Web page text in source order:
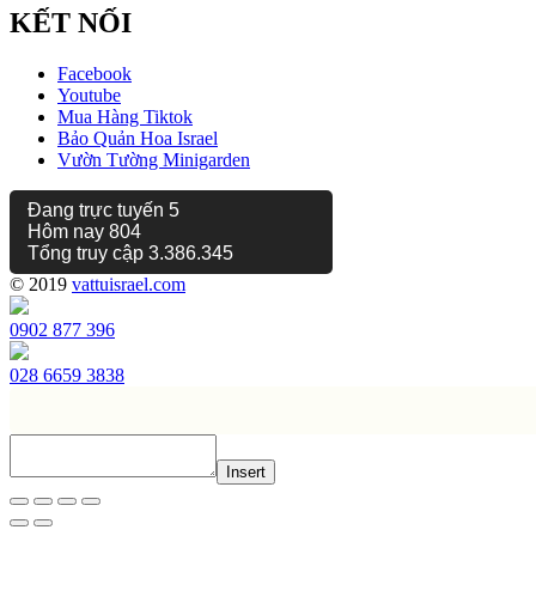
KẾT NỐI
Facebook
Youtube
Mua Hàng Tiktok
Bảo Quản Hoa Israel
Vườn Tường Minigarden
Đang trực tuyến 5
Hôm nay 804
Tổng truy cập 3.386.345
© 2019 vattuisrael.com
0902 877 396
028 6659 3838
Insert